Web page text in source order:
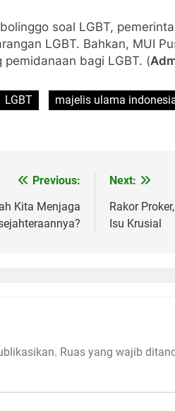
soal LGBT,
LGBT. Bahkan, MUI
bagi LGBT. (
LGBT majelis ulama
Previous:
Kita Menjaga
Next:
Rakor
Isu Krusial
Ruas yang wajib